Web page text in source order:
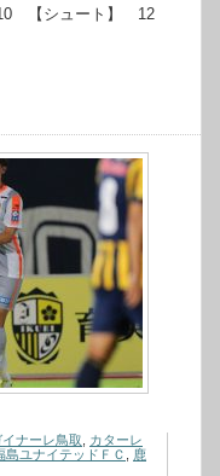
10 【シュート】 12
イナーレ鳥取
カターレ
島ユナイテッドＦＣ
鹿